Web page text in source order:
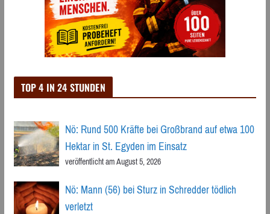
TOP 4 IN 24 STUNDEN
Nö: Rund 500 Kräfte bei Großbrand auf etwa 100
Hektar in St. Egyden im Einsatz
veröffentlicht am August 5, 2026
Nö: Mann (56) bei Sturz in Schredder tödlich
verletzt